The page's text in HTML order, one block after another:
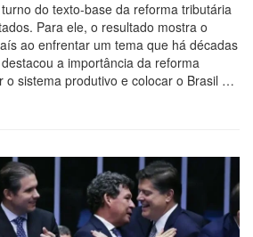
do texto-base da reforma tributária
Para ele, o resultado mostra o
ao enfrentar um tema que há décadas
a importância da reforma
o sistema produtivo e colocar o Brasil …